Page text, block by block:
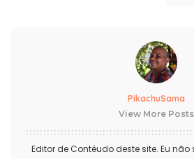
PikachuSama
View More Posts
Editor de Contéudo deste site. Eu